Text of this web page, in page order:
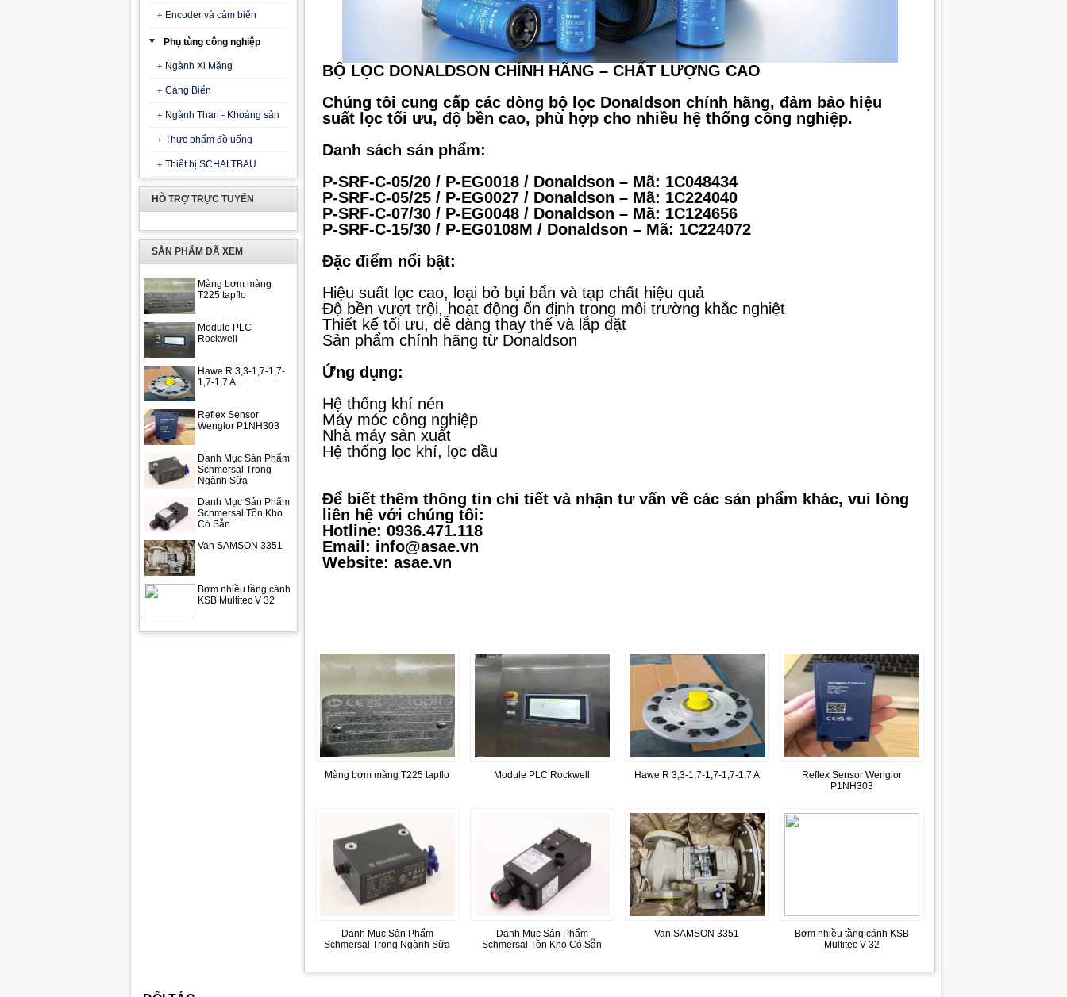
Encoder và cảm biến
Phụ tùng công nghiệp
Ngành Xi Măng
Cảng Biển
Ngành Than - Khoáng sản
Thực phẩm đồ uống
Thiết bị SCHALTBAU
HỖ TRỢ TRỰC TUYẾN
SẢN PHẨM ĐÃ XEM
Màng bơm màng
T225 tapflo
Module PLC
Rockwell
Hawe R 3,3-1,7-1,7-
1,7-1,7 A
Reflex Sensor
Wenglor P1NH303
Danh Mục Sản Phẩm
Schmersal Trong
Ngành Sữa
Danh Mục Sản Phẩm
Schmersal Tồn Kho
Có Sẵn
Van SAMSON 3351
Bơm nhiều tầng cánh
KSB Multitec V 32
BỘ LỌC DONALDSON CHÍNH HÃNG – CHẤT LƯỢNG CAO
Chúng tôi cung cấp các dòng bộ lọc Donaldson chính hãng, đảm bảo hiệu
suất lọc tối ưu, độ bền cao, phù hợp cho nhiều hệ thống công nghiệp.
Danh sách sản phẩm:
P-SRF-C-05/20 / P-EG0018 / Donaldson – Mã: 1C048434
P-SRF-C-05/25 / P-EG0027 / Donaldson – Mã: 1C224040
P-SRF-C-07/30 / P-EG0048 / Donaldson – Mã: 1C124656
P-SRF-C-15/30 / P-EG0108M / Donaldson – Mã: 1C224072
Đặc điểm nổi bật:
Hiệu suất lọc cao, loại bỏ bụi bẩn và tạp chất hiệu quả
Độ bền vượt trội, hoạt động ổn định trong môi trường khắc nghiệt
Thiết kế tối ưu, dễ dàng thay thế và lắp đặt
Sản phẩm chính hãng từ Donaldson
Ứng dụng:
Hệ thống khí nén
Máy móc công nghiệp
Nhà máy sản xuất
Hệ thống lọc khí, lọc dầu
Để biết thêm thông tin chi tiết và nhận tư vấn về các sản phẩm khác, vui lòng
liên hệ với chúng tôi:
Hotline: 0936.471.118
Email: info@asae.vn
Website: asae.vn
Màng bơm màng T225 tapflo Module PLC Rockwell Hawe R 3,3-1,7-1,7-1,7-1,7 A
Reflex Sensor Wenglor
P1NH303
Danh Mục Sản Phẩm
Schmersal Trong Ngành Sữa
Danh Mục Sản Phẩm
Schmersal Tồn Kho Có Sẵn
Van SAMSON 3351
Bơm nhiều tầng cánh KSB
Multitec V 32